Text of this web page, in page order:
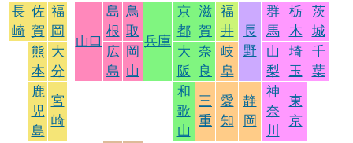
長
崎
佐
賀
福
岡
山口
島
根
鳥
取
兵庫
京
都
滋
賀
福
井
長
野
群
馬
栃
木
茨
城
熊
本
大
分
広
島
岡
山
大
阪
奈
良
岐
阜
山
梨
埼
玉
千
葉
鹿
児
島
宮
崎
和
歌
山
三
重
愛
知
静
岡
神
奈
川
東
京